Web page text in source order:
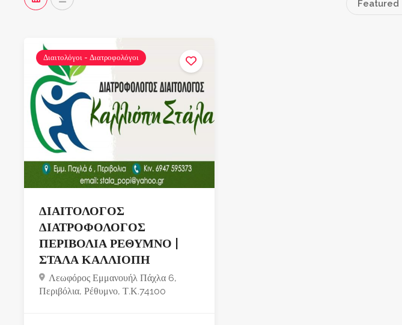
Featured
Διαιτολόγοι - Διατροφολόγοι
ΔΙΑΙΤΟΛΟΓΟΣ
ΔΙΑΤΡΟΦΟΛΟΓΟΣ
ΠΕΡΙΒΟΛΙΑ ΡΕΘΥΜΝΟ |
ΣΤΑΛΑ ΚΑΛΛΙΟΠΗ
Λεωφόρος Εμμανουήλ Πάχλα 6,
Περιβόλια, Ρέθυμνο, Τ.Κ.74100